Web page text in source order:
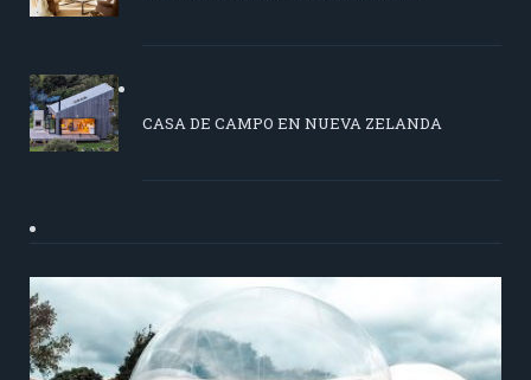
CASA DE CAMPO EN NUEVA ZELANDA